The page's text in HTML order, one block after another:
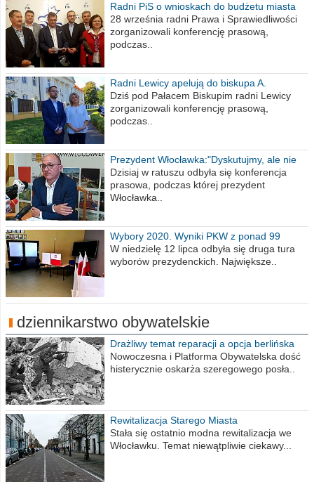
Radni PiS o wnioskach do budżetu miasta
na 2021 rok
28 września radni Prawa i Sprawiedliwości
zorganizowali konferencję prasową,
podczas..
Radni Lewicy apelują do biskupa A.
Wiesława Meringa
Dziś pod Pałacem Biskupim radni Lewicy
zorganizowali konferencję prasową,
podczas..
Prezydent Włocławka:"Dyskutujmy, ale nie
obrażajmy się”
Dzisiaj w ratuszu odbyła się konferencja
prasowa, podczas której prezydent
Włocławka..
Wybory 2020. Wyniki PKW z ponad 99
procent obwodów
W niedzielę 12 lipca odbyła się druga tura
wyborów prezydenckich. Największe..
dziennikarstwo obywatelskie
Drażliwy temat reparacji a opcja berlińska
Nowoczesna i Platforma Obywatelska dość
histerycznie oskarża szeregowego posła..
Rewitalizacja Starego Miasta
Stała się ostatnio modna rewitalizacja we
Włocławku. Temat niewątpliwie ciekawy...